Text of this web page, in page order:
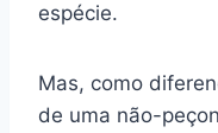
espécie.
Mas, como
de uma não-